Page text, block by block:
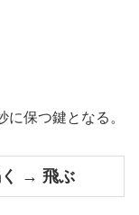
保つ鍵となる。
→ 飛ぶ